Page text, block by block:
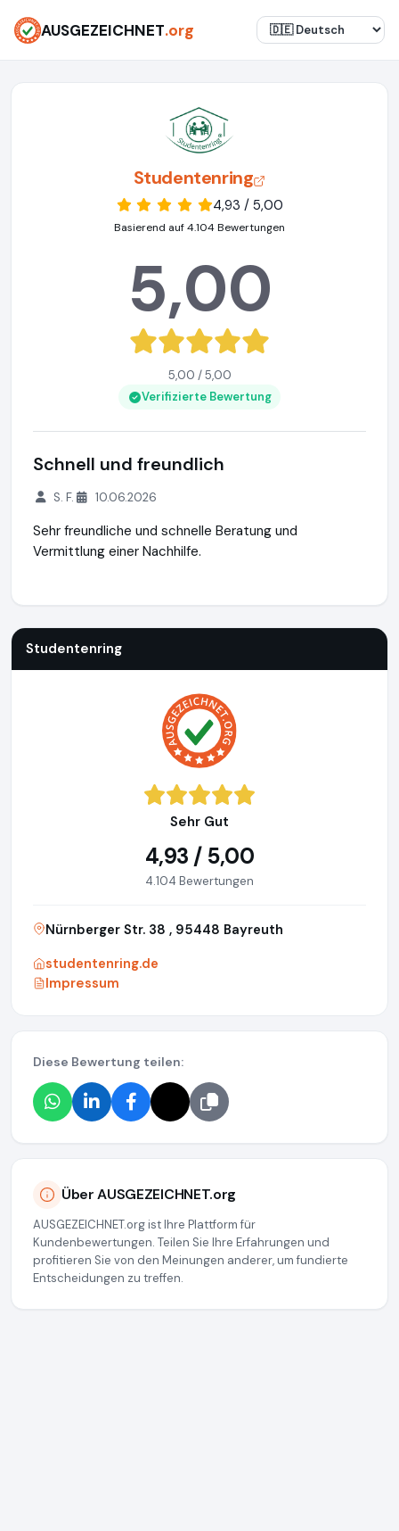
AUSGEZEICHNET.org
Studentenring
4,93 / 5,00
Basierend auf 4.104 Bewertungen
5,00
5,00 / 5,00
Verifizierte Bewertung
Schnell und freundlich
S. F. 10.06.2026
Sehr freundliche und schnelle Beratung und
Vermittlung einer Nachhilfe.
Studentenring
Sehr Gut
4,93 / 5,00
4.104 Bewertungen
Nürnberger Str. 38 , 95448 Bayreuth
studentenring.de
Impressum
Diese Bewertung teilen:
Über AUSGEZEICHNET.org
AUSGEZEICHNET.org ist Ihre Plattform für
Kundenbewertungen. Teilen Sie Ihre Erfahrungen und
profitieren Sie von den Meinungen anderer, um fundierte
Entscheidungen zu treffen.